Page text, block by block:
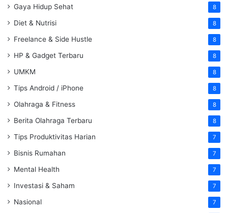
Gaya Hidup Sehat 8
Diet & Nutrisi 8
Freelance & Side Hustle 8
HP & Gadget Terbaru 8
UMKM 8
Tips Android / iPhone 8
Olahraga & Fitness 8
Berita Olahraga Terbaru 8
Tips Produktivitas Harian 7
Bisnis Rumahan 7
Mental Health 7
Investasi & Saham 7
Nasional 7